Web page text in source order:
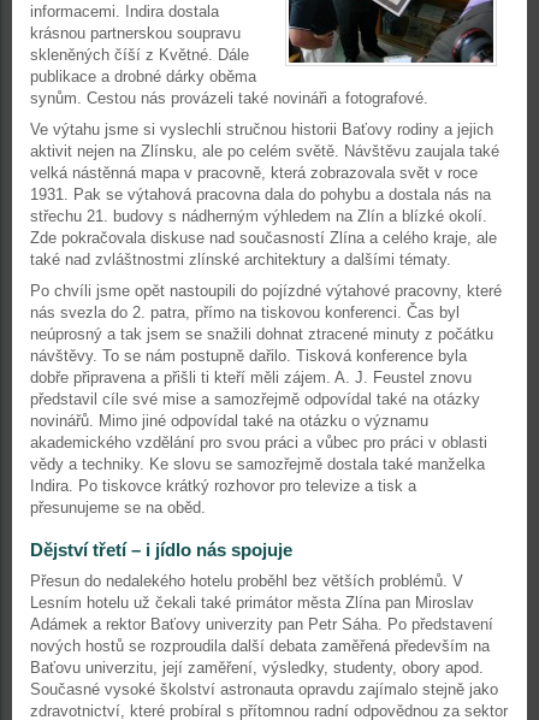
informacemi. Indira dostala
krásnou partnerskou soupravu
skleněných číší z Květné. Dále
publikace a drobné dárky oběma
synům. Cestou nás provázeli také novináři a fotografové.
Ve výtahu jsme si vyslechli stručnou historii Baťovy rodiny a jejich
aktivit nejen na Zlínsku, ale po celém světě. Návštěvu zaujala také
velká nástěnná mapa v pracovně, která zobrazovala svět v roce
1931. Pak se výtahová pracovna dala do pohybu a dostala nás na
střechu 21. budovy s nádherným výhledem na Zlín a blízké okolí.
Zde pokračovala diskuse nad současností Zlína a celého kraje, ale
také nad zvláštnostmi zlínské architektury a dalšími tématy.
Po chvíli jsme opět nastoupili do pojízdné výtahové pracovny, které
nás svezla do 2. patra, přímo na tiskovou konferenci. Čas byl
neúprosný a tak jsem se snažili dohnat ztracené minuty z počátku
návštěvy. To se nám postupně dařilo. Tisková konference byla
dobře připravena a přišli ti kteří měli zájem. A. J. Feustel znovu
představil cíle své mise a samozřejmě odpovídal také na otázky
novinářů. Mimo jiné odpovídal také na otázku o významu
akademického vzdělání pro svou práci a vůbec pro práci v oblasti
vědy a techniky. Ke slovu se samozřejmě dostala také manželka
Indira. Po tiskovce krátký rozhovor pro televize a tisk a
přesunujeme se na oběd.
Dějství třetí – i jídlo nás spojuje
Přesun do nedalekého hotelu proběhl bez větších problémů. V
Lesním hotelu už čekali také primátor města Zlína pan Miroslav
Adámek a rektor Baťovy univerzity pan Petr Sáha. Po představení
nových hostů se rozproudila další debata zaměřená především na
Baťovu univerzitu, její zaměření, výsledky, studenty, obory apod.
Současné vysoké školství astronauta opravdu zajímalo stejně jako
zdravotnictví, které probíral s přítomnou radní odpovědnou za sektor